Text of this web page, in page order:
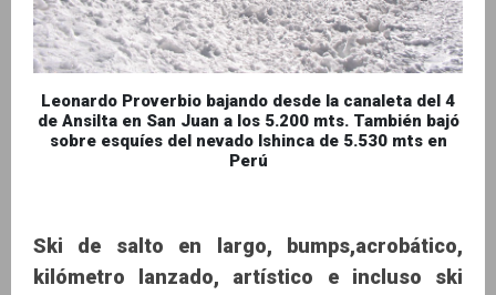
Leonardo Proverbio bajando desde la canaleta del 4
de Ansilta en San Juan a los 5.200 mts. También bajó
sobre esquíes del nevado Ishinca de 5.530 mts en
Perú
Ski de salto en largo, bumps,acrobático,
kilómetro lanzado, artístico e incluso ski